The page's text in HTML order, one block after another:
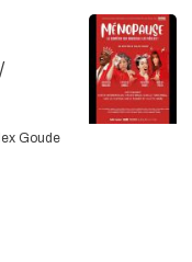
Goude